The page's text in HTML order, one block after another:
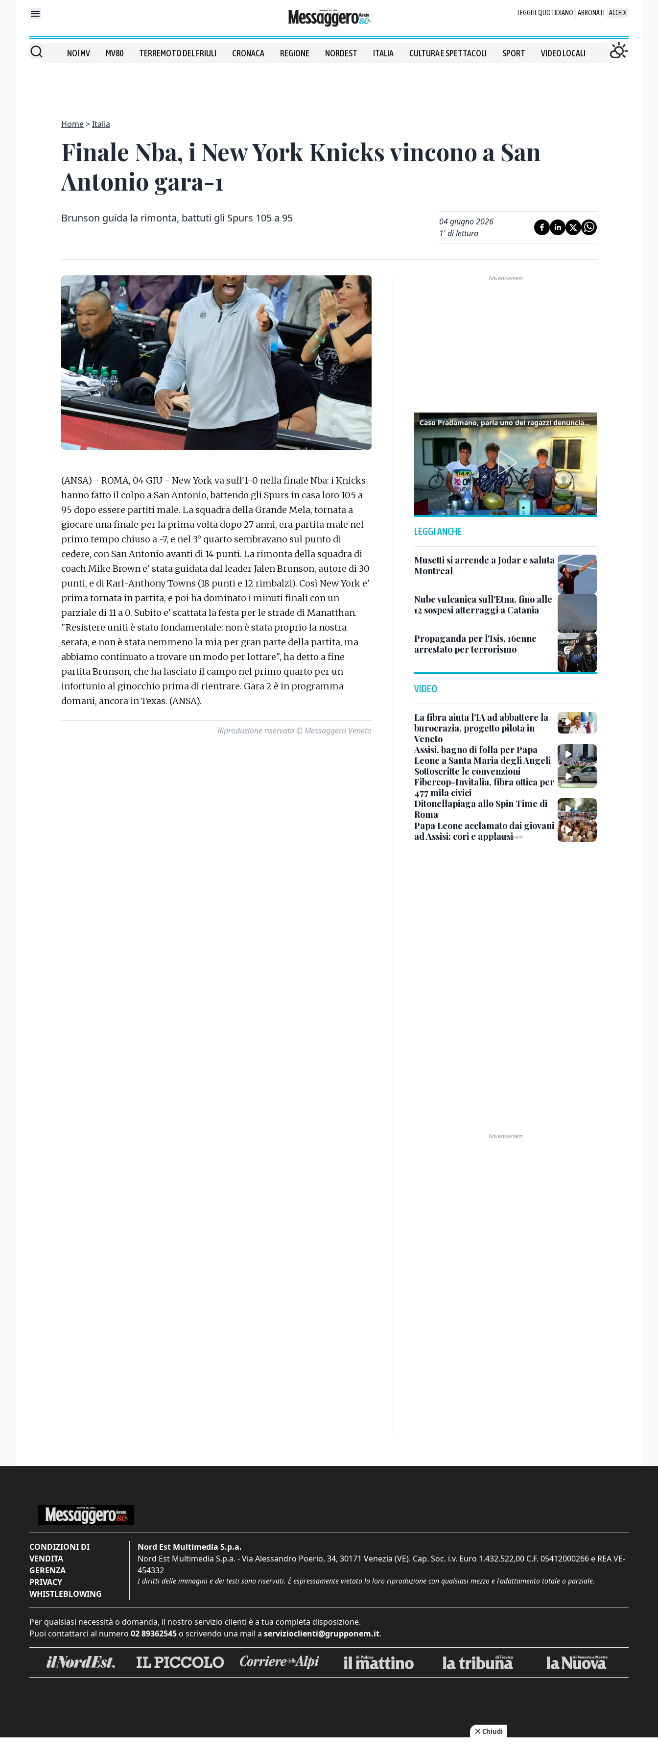
LEGGI IL QUOTIDIANO ABBONATI ACCEDI
NOI MV MV80 TERREMOTO DEL FRIULI CRONACA REGIONE NORDEST ITALIA CULTURA E SPETTACOLI SPORT VIDEO LOCALI
Home Italia
Finale Nba, i New York Knicks vincono a San
Antonio gara-1
Brunson guida la rimonta, battuti gli Spurs 105 a 95
04 giugno 2026
1' di lettura
(ANSA) - ROMA, 04 GIU - New York va sull'1-0 nella finale Nba: i Knicks
hanno fatto il colpo a San Antonio, battendo gli Spurs in casa loro 105 a
95 dopo essere partiti male. La squadra della Grande Mela, tornata a
giocare una finale per la prima volta dopo 27 anni, era partita male nel
primo tempo chiuso a -7, e nel 3° quarto sembravano sul punto di
cedere, con San Antonio avanti di 14 punti. La rimonta della squadra di
coach Mike Brown e' stata guidata dal leader Jalen Brunson, autore di 30
punti, e di Karl-Anthony Towns (18 punti e 12 rimbalzi). Così New York e'
prima tornata in partita, e poi ha dominato i minuti finali con un
parziale di 11 a 0. Subito e' scattata la festa per le strade di Manatthan.
"Resistere uniti è stato fondamentale: non è stata proprio la nostra
serata, e non è stata nemmeno la mia per gran parte della partita, ma
abbiamo continuato a trovare un modo per lottare", ha detto a fine
partita Brunson, che ha lasciato il campo nel primo quarto per un
infortunio al ginocchio prima di rientrare. Gara 2 è in programma
domani, ancora in Texas. (ANSA).
Riproduzione riservata © Messaggero Veneto
Caso Pradamano, parla uno dei ragazzi denunciati per la limonata: "Volevo anche aiutare i miei"
LEGGI ANCHE
Musetti si arrende a Jodar e saluta
Montreal
Nube vulcanica sull'Etna, fino alle
12 sospesi atterraggi a Catania
Propaganda per l'Isis, 16enne
arrestato per terrorismo
VIDEO
La fibra aiuta l'IA ad abbattere la
burocrazia, progetto pilota in
Veneto
Assisi, bagno di folla per Papa
Leone a Santa Maria degli Angeli
Sottoscritte le convenzioni
Fibercop-Invitalia, fibra ottica per
477 mila civici
Ditonellapiaga allo Spin Time di
Roma
Papa Leone acclamato dai giovani
ad Assisi: cori e applausi
CONDIZIONI DI
VENDITA
GERENZA
PRIVACY
WHISTLEBLOWING
Nord Est Multimedia S.p.a.
Nord Est Multimedia S.p.a. - Via Alessandro Poerio, 34, 30171 Venezia (VE). Cap. Soc. i.v. Euro 1.432.522,00 C.F. 05412000266 e REA VE-
454332
I diritti delle immagini e dei testi sono riservati. È espressamente vietata la loro riproduzione con qualsiasi mezzo e l'adattamento totale o parziale.
Per qualsiasi necessità o domanda, il nostro servizio clienti è a tua completa disposizione.
Puoi contattarci al numero 02 89362545 o scrivendo una mail a servizioclienti@grupponem.it.
Chiudi